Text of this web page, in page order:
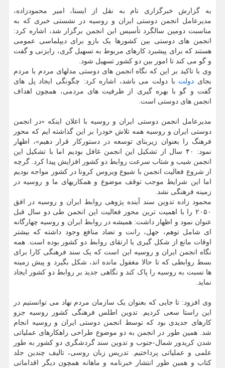
به گزارش خبرگزاری نام به نقل از ایسنا، امیر محمودزاده،
مدیرعامل انجمن دوستی ایران و روسیه در نشستی خبری که به
مناسبت دومین سالگرد تأسیس این انجمن برگزار شد، اشاره کرد:
انجمن های دوستی بین کشورها یک بازو برای دیپلماسی عمومی
هستند که برای پیشبرد کارهای مربوط به تسهیل گری، رایزنی و گفت
و گو می کند تا امور بین دو کشور تسهیل شود.
وی با تاکید بر این که نگاه انجمن های دوستی مدلهای مردم با مردم
بجای دولت با دولت می باشد، اشاره کرد: چگونگی ایجاد پل های
گفت و گو با بهره گیری از ظرفیت های مردمی، همچون اهداف
انجمن های دوستی است.
مدیرعامل انجمن دوستی ایران و روسیه با اعلان اینکه «در انجمن
دوستی ایران و روسیه همه تلاش خودرا بر این گذاشته ایم که محور
فرهنگ را بعنوان زیربنای توسعه در دستورکار قرار دهیم»، اظهار
نمود: ۴۰ سال از تشکیل این انجمن غافل بودیم اما با تشکیل این
انجمن شیب و شتاب سرعت روابط دو کشور افزایش پیدا کرد. گرچه
از شروع فعالیت انجمن با شیوع ویروس کرونا در کشور مواجه بودیم
اما این شرایط موجب توقف موضوع و همکاریهای ما و روسیه در
زمینه فرهنگی نشد.
محمود زاده تدوین سند آینده پژوهی روابط ایران و روسیه در افق
۲۰۵۰ را با اهمیت ترین محور فعالیت این انجمن طی دو سال قبل
عنوان نمود و اظهار داشت: همیشه در روابط ایران و روسیه چهارگانه
ای شامل توهم، جهل، رانت و تضاد منافع وجود داشته که بیشتر
اوقات مانع از شکل گیری یا ارتقای روابط دو کشور بوده است. همه
نگاه انجمن ایران و روسیه این است که یک سند فرهنگی کارا برای
بسط روابطی که تا حالا مغفول مانده اند، شکل بگیرد و پیش زمینه
ها نسبت به روسیه را پاک کند و نگاهی جدید بر روابط دو کشور ایجاد
نماید.
وی افزود: تا جایی که بعنوان یک سازمان مردم نهاد می توانستیم در
این راستا سعی کردیم. تدوین اطلس فرهنگی کشور روسیه جزو
کارهای جدیدی بود که توسط انجمن دوستی ایران و روسیه انجام
شد. همین طور در انجمن به دو موضوع طراحی راهکارهای عملیاتی
شدن کریدور شمال-جنوب و تدوین سند گردشگری دو کشور به طور
علمی و عملیاتی پرداختیم. تدریس زبان روسی، تالیف چندین جلد
کتاب و همین طور انتشار خبرنامه و ماهانه همچون دیگر اقداماتی